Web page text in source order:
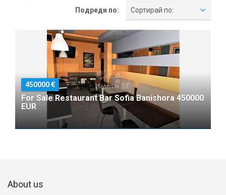
Подреди по:
Сортирай по:
450000
For Sale Restaurant Bar Sofia Banishora 450000
EUR
About us